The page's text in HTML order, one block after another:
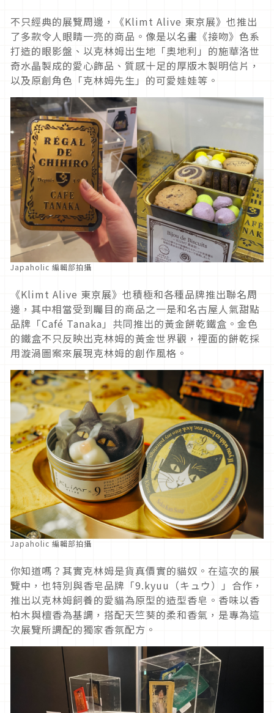
不只經典的展覽周邊，《Klimt Alive 東京展》也推出
了多款令人眼睛一亮的商品。像是以名畫《接吻》色系
打造的眼影盤、以克林姆出生地「奧地利」的施華洛世
奇水晶製成的愛心飾品、質感十足的厚版木製明信片，
以及原創角色「克林姆先生」的可愛娃娃等。
Japaholic 編輯部拍攝
《Klimt Alive 東京展》也積極和各種品牌推出聯名周
邊，其中相當受到矚目的商品之一是和名古屋人氣甜點
品牌「Café Tanaka」共同推出的黃金餅乾鐵盒。金色
的鐵盒不只反映出克林姆的黃金世界觀，裡面的餅乾採
用漩渦圖案來展現克林姆的創作風格。
Japaholic 編輯部拍攝
你知道嗎？其實克林姆是貨真價實的貓奴。在這次的展
覽中，也特別與香皂品牌「9.kyuu（キュウ）」合作，
推出以克林姆飼養的愛貓為原型的造型香皂。香味以香
柏木與檀香為基調，搭配天竺葵的柔和香氣，是專為這
次展覽所調配的獨家香氛配方。